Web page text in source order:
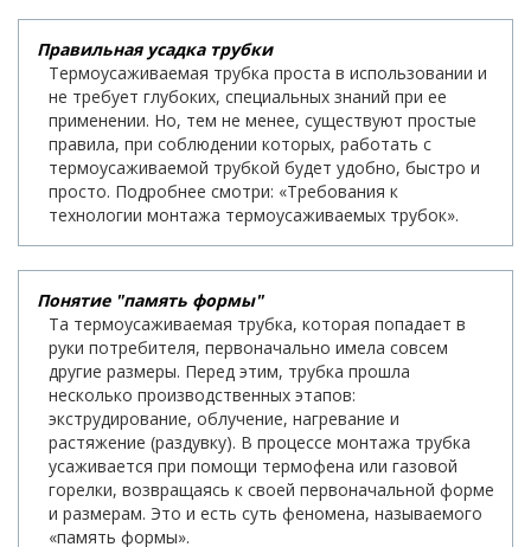
Правильная усадка трубки
Термоусаживаемая трубка проста в использовании и
не требует глубоких, специальных знаний при ее
применении. Но, тем не менее, существуют простые
правила, при соблюдении которых, работать с
термоусаживаемой трубкой будет удобно, быстро и
просто. Подробнее смотри: «Требования к
технологии монтажа термоусаживаемых трубок».
Понятие "память формы"
Та термоусаживаемая трубка, которая попадает в
руки потребителя, первоначально имела совсем
другие размеры. Перед этим, трубка прошла
несколько производственных этапов:
экструдирование, облучение, нагревание и
растяжение (раздувку). В процессе монтажа трубка
усаживается при помощи термофена или газовой
горелки, возвращаясь к своей первоначальной форме
и размерам. Это и есть суть феномена, называемого
«память формы».